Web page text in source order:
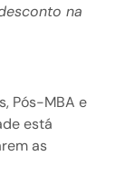
na
Pós-MBA e
está
as